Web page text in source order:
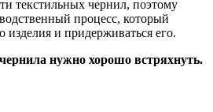
текстильных чернил, поэтому
процесс, который
изделия и придерживаться его.
нужно хорошо встряхнуть.